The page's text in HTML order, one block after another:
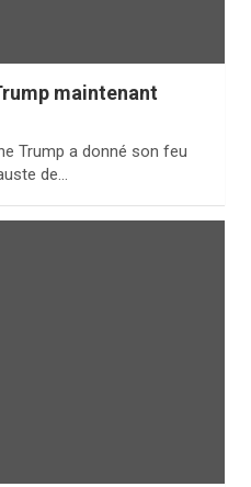
maintenant
Trump a donné son feu
de…